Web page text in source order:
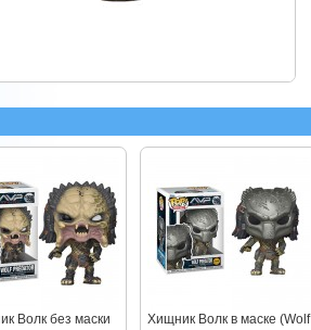
Волк без маски
Хищник Волк в маске (Wolf